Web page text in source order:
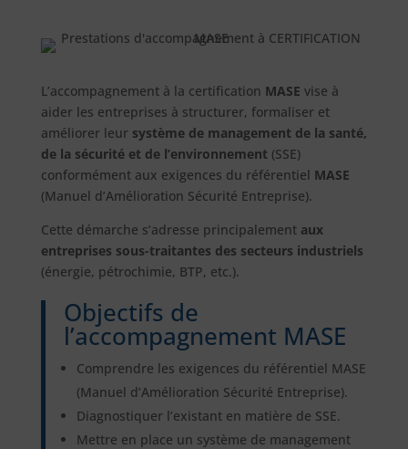
L’accompagnement à la certification MASE vise à
aider les entreprises à structurer, formaliser et
améliorer leur système de management de la santé,
de la sécurité et de l’environnement(SSE)
conformément aux exigences du référentiel MASE
(Manuel d’Amélioration Sécurité Entreprise).
Cette démarche s’adresse principalement aux
entreprises sous-traitantes des secteurs industriels
(énergie, pétrochimie, BTP, etc.).
Objectifs de
l’accompagnement MASE
Comprendre les exigences du référentiel MASE
(Manuel d’Amélioration Sécurité Entreprise).
Diagnostiquer l’existant en matière de SSE.
Mettre en place un système de management